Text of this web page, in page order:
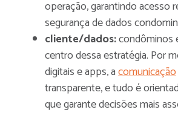
operação, garantindo acesso
segurança de dados
cliente/dados:condôminos
centro dessa estratégia. Por
digitais e apps, acomunicação
transparente, e tudo é
que garante decisões mais